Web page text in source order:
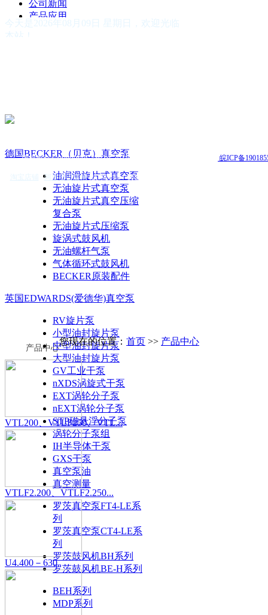
公司新闻
产品应用
德国Rietschle(里奇乐)真空泵
德国Pfeiffer（普发）真空泵
日本ULVAC（爱发科）真空泵
ZD（众德）真空泵
FIRST（富斯特)真空泵
真空系统
真空泵油
真空附件
真空泵配件
真空泵维修保养
今天是2026年08月09日 星期日，欢迎光临
本站！
德国BECKER（贝克）真空泵
油润滑旋片式真空泵
无油旋片式真空泵
无油旋片式真空压缩
复合泵
无油旋片式压缩泵
旋涡式鼓风机
无油螺杆气泵
气体循环式鼓风机
BECKER原装配件
英国EDWARDS(爱德华)真空泵
RV旋片泵
小型油封旋片泵
中型油封旋片泵
大型油封旋片泵
GV工业干泵
nXDS涡旋式干泵
EXT涡轮分子泵
nEXT涡轮分子泵
STP磁悬浮分子泵
涡轮分子泵组
IH半导体干泵
GXS干泵
真空泵油
真空测量
罗茨真空泵FT4-LE系
列
罗茨真空泵CT4-LE系
列
罗茨鼓风机BH系列
罗茨鼓风机BE-H系列
BEH系列
MDP系列
产品中心
您现在的位置： 首页 >> 产品中心
VTL200、VTLF250、VTL...
VTLF2.200、VTLF2.250...
U4.400－630
版权所有 Copyright(C)2014-2015 合肥志徽自动机电有限公司 皖ICP备
阿里巴巴店铺 | 技术支持：安徽安搜